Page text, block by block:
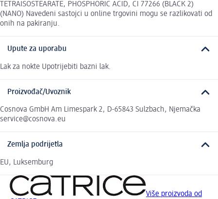
TETRAISOSTEARATE, PHOSPHORIC ACID, CI 77266 (BLACK 2)
(NANO) Navedeni sastojci u online trgovini mogu se razlikovati od
onih na pakiranju.
Upute za uporabu
Lak za nokte Upotrijebiti bazni lak.
Proizvođač/Uvoznik
Cosnova GmbH Am Limespark 2, D-65843 Sulzbach, Njemačka
service@cosnova.eu
Zemlja podrijetla
EU, Luksemburg
Više proizvoda od